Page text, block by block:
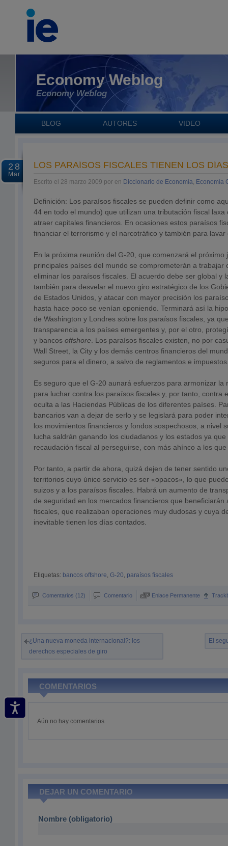
Economy Weblog
Economy Weblog
BLOG AUTORES VIDEO
28
Mar
LOS PARAÍSOS FISCALES TIENEN LOS
Escrito el 28 marzo 2009 por en Diccionario de Economía, Economía
Definición: Los paraísos fiscales se pueden definir como
44 en todo el mundo) que utilizan una tributación fiscal laxa
atraer capitales financieros. En ocasiones estos paraísos
financiar el terrorismo y el narcotráfico y también para
En la próxima reunión del G-20, que comenzará el próximo
principales países del mundo se comprometerán a trabajar
eliminar los paraísos fiscales. El acuerdo debe ser global y
también para desvelar el nuevo giro estratégico de los
de Estados Unidos, y atacar con mayor precisión los
hasta hace poco se venían oponiendo. Terminará así la
de Washington y Londres sobre los paraísos fiscales, ya
transparencia a los países emergentes y, por el otro,
y bancos offshore . Los paraísos fiscales existen, no por
Wall Street, la City y los demás centros financieros del
seguros para el dinero, a salvo de reglamentos e
Es seguro que el G-20 aunará esfuerzos para armonizar la
para luchar contra los paraísos fiscales y, por tanto, contra
oculta a las Haciendas Públicas de los diferentes países.
bancarios van a dejar de serlo y se legislará para poder
los movimientos financieros y fondos sospechosos, a nivel
lucha saldrán ganando los ciudadanos y los estados ya
recaudación fiscal al perseguirse, con más ahínco a los
Por tanto, a partir de ahora, quizá dejen de tener sentido
territorios cuyo único servicio es ser «opacos», lo que
suizos y a los paraísos fiscales. Habrá un aumento de
de seguridad en los mercados financieros que beneficiarán
fiscales, que realizaban operaciones muy dudosas y cuya
inevitable tienen los días contados.
Etiquetas: bancos offshore, G-20, paraísos fiscales
Comentarios (12) Comentario Enlace Permanente
¿Una nueva moneda internacional?: los
derechos especiales de giro
El
COMENTARIOS
Aún no hay comentarios.
DEJAR UN COMENTARIO
Nombre (obligatorio)